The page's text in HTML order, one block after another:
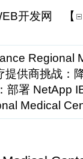
开发网
【
Regional
供商挑战：
部署 NetApp
Medical